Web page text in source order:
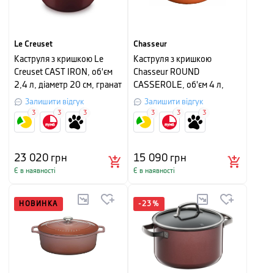
Le Creuset
Каструля з кришкою Le
Creuset CAST IRON, об'єм
2,4 л, діаметр 20 см, гранат
Залишити відгук
23 020грн
Є в наявності
3 3 3
Chasseur
Каструля з кришкою
Chasseur ROUND
CASSEROLE, об'єм 4 л,
діаметр 24 см,
мандариновий
Залишити відгук
15 090грн
Є в наявності
3 3 3
НОВИНКА -23 %